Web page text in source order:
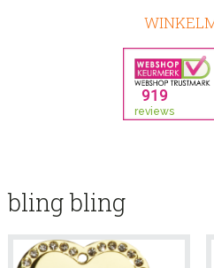
bling bling